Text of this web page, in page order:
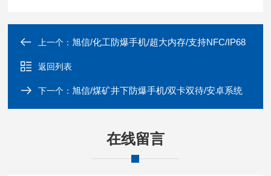
上一个： 旭信/化工防爆手机/超大内存/支持NFC/IP68
返回列表
下一个： 旭信/煤矿井下防爆手机/双卡双待/安卓系统
在线留言